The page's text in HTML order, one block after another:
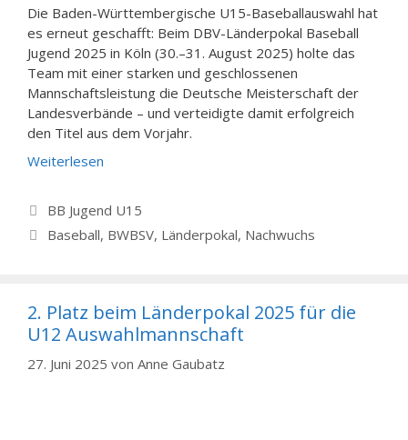
Die Baden-Württembergische U15-Baseballauswahl hat
es erneut geschafft: Beim DBV-Länderpokal Baseball
Jugend 2025 in Köln (30.–31. August 2025) holte das
Team mit einer starken und geschlossenen
Mannschaftsleistung die Deutsche Meisterschaft der
Landesverbände – und verteidigte damit erfolgreich
den Titel aus dem Vorjahr.
Weiterlesen
Kategorien
BB Jugend U15
Schlagwörter
Baseball, BWBSV, Länderpokal, Nachwuchs
2. Platz beim Länderpokal 2025 für die
U12 Auswahlmannschaft
27. Juni 2025 von Anne Gaubatz